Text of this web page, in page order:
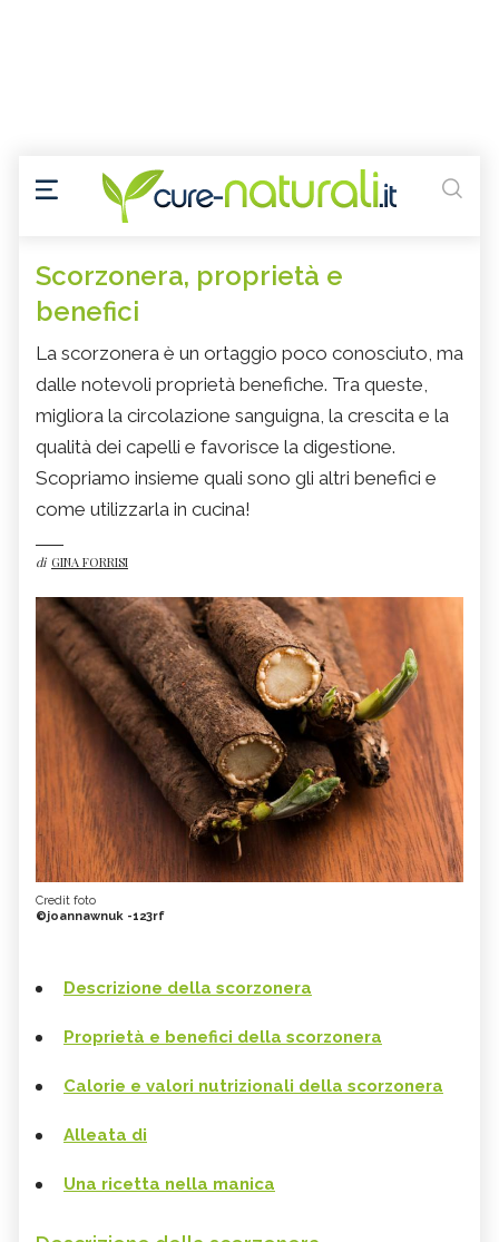
Scorzonera, proprietà e
benefici
La scorzonera è un ortaggio poco conosciuto, ma
dalle notevoli proprietà benefiche. Tra queste,
migliora la circolazione sanguigna, la crescita e la
qualità dei capelli e favorisce la digestione.
Scopriamo insieme quali sono gli altri benefici e
come utilizzarla in cucina!
di GINA FORRISI
Credit foto
©joannawnuk -123rf
Descrizione della scorzonera
Proprietà e benefici della scorzonera
Calorie e valori nutrizionali della scorzonera
Alleata di
Una ricetta nella manica